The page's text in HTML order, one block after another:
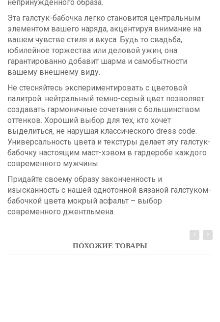
непринужденного образа.
Эта галстук-бабочка легко становится центральным
элементом вашего наряда, акцентируя внимание на
вашем чувстве стиля и вкуса. Будь то свадьба,
юбилейное торжества или деловой ужин, она
гарантированно добавит шарма и самобытности
вашему внешнему виду.
Не стесняйтесь экспериментировать с цветовой
палитрой: нейтральный темно-серый цвет позволяет
создавать гармоничные сочетания с большинством
оттенков. Хороший выбор для тех, кто хочет
выделиться, не нарушая классического dress code.
Универсальность цвета и текстуры делает эту галстук-
бабочку настоящим маст-хэвом в гардеробе каждого
современного мужчины.
Придайте своему образу законченность и
изысканность с нашей однотонной вязаной галстуком-
бабочкой цвета мокрый асфальт – выбор
современного джентльмена.
ПОХОЖИЕ ТОВАРЫ